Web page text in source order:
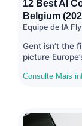
12 Best AI
Belgium
Equipe de IA
Gent isn’t the
picture
Consulte Mais